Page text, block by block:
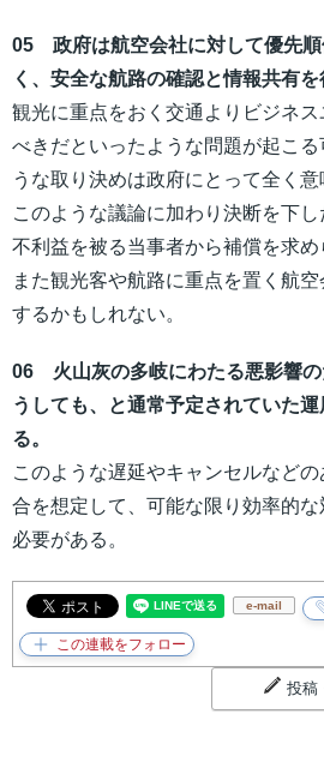
05 政府は航空会社に対して優先順
く、安全な航路の確認と情報共有を
観光に重点をおく交通よりビジネ
べきだといったような問題が起こ
うな取り決めは政府にとって全く
このような議論に加わり決断を下
不利益を被る当事者から補償を求め
また観光客や航路に重点を置く航
するかもしれない。
06 火山灰の多岐にわたる悪影響の
うしても、と通常予定されていた
る。
このような遅延やキャンセルなど
合を想定して、可能な限り効率的
必要がある。
e-mail
投稿